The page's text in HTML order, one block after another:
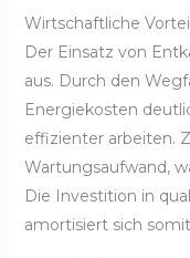
Wirtschaftliche
Der Einsatz von
aus. Durch den
Energiekosten
effizienter arbeiten.
Wartungsaufwand,
Die Investition in
amortisiert sich